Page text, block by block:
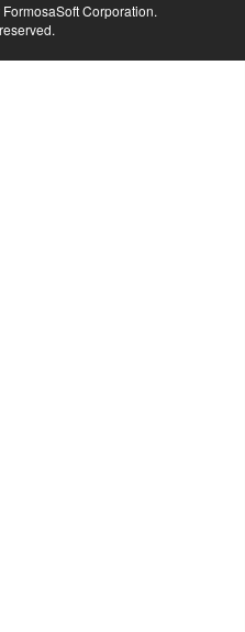
Corporation.